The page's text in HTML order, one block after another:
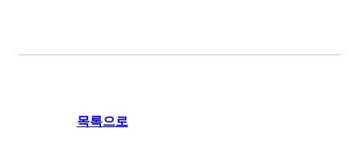
목록으로